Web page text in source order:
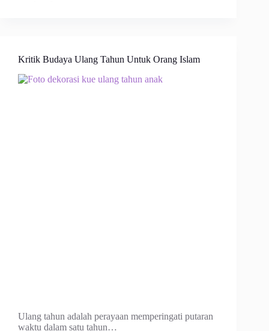
Kritik Budaya Ulang Tahun Untuk Orang Islam
Ulang tahun adalah perayaan memperingati putaran
waktu dalam satu tahun…